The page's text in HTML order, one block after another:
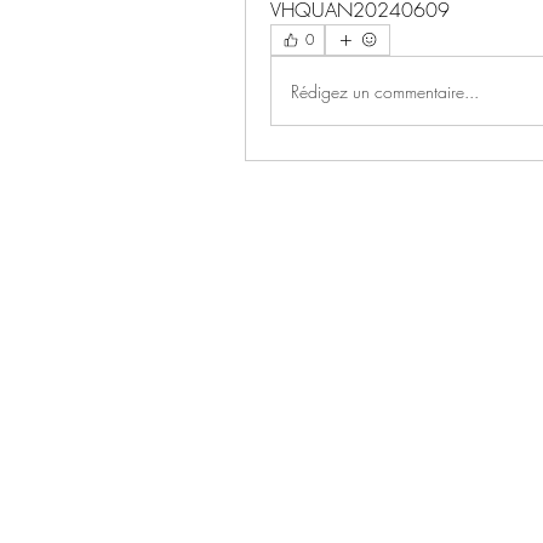
VHQUAN20240609
0
Rédigez un commentaire...